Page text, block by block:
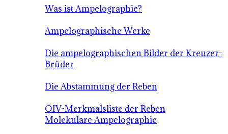
Was ist Ampelographie?
Ampelographische Werke
Die ampelographischen Bilder der Kreuzer-
Brüder
Die Abstammung der Reben
OIV-Merkmalsliste der Reben
Molekulare Ampelographie